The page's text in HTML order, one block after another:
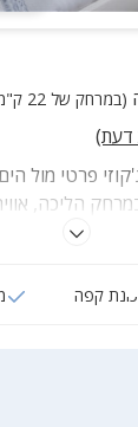
(במרחק של 22 ק"מ)
דעת)
פרטי מול
הליכה,
במרחק קצר.
קפה